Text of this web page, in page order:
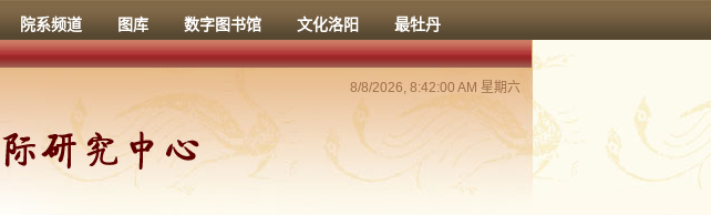
院系频道 图库 数字图书馆 文化洛阳 最牡丹
8/8/2026, 8:42:00 AM 星期六